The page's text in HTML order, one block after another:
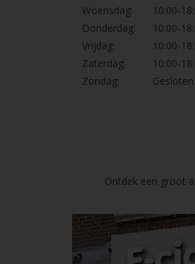
Woensdag:
10:00-
Donderdag:
10:00-
Vrijdag:
10:00-
Zaterdag:
10:00-
Zondag:
Gesloten
Ontdek een groot